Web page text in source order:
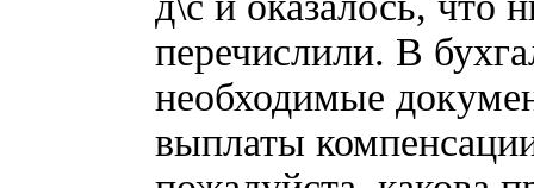
перечислили. В
необходимые
выплаты